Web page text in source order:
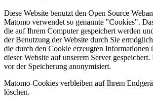
Diese Website benutzt den Open Source
Matomo verwendet so genannte "Cookies".
die auf Ihrem Computer gespeichert werden
der Benutzung der Website durch Sie
die durch den Cookie erzeugten Informationen
dieser Website auf unserem Server
vor der Speicherung anonymisiert.
Matomo-Cookies verbleiben auf Ihrem
löschen.